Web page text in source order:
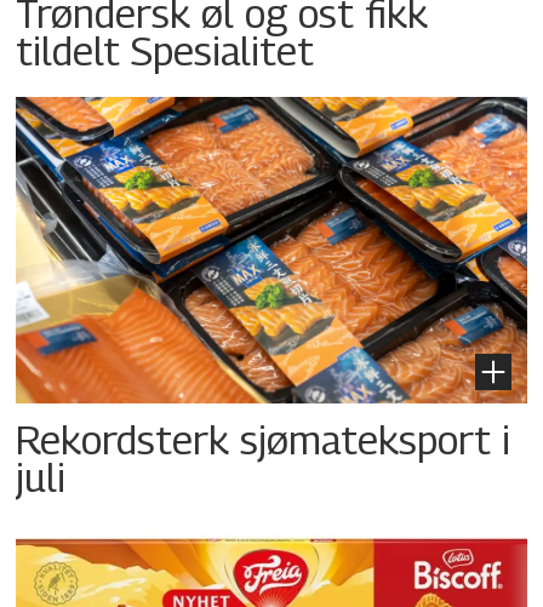
Trøndersk øl og ost fikk
tildelt Spesialitet
Rekordsterk sjømateksport i
juli